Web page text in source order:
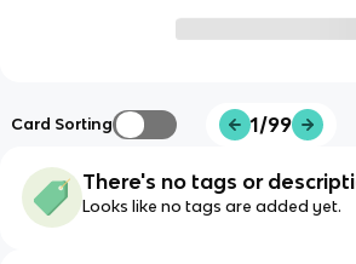
Card Sorting 1/99
There's no tags or
Looks like no tags are added yet.